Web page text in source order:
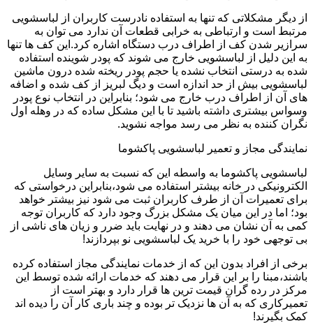
از دیگر مشکلاتی که تنها به استفاده نادرست کاربران از لباسشویی
مرتبط است و ارتباطی به خرابی قطعات آن ندارد می توان به
سرازیر شدن کف از اطراف درب دستگاه اشاره کرد.این کف ها تنها
به این دلیل از لباسشویی خارج می شوند که پودر شوینده استفاده
شده به درستی انتخاب نشده یا حجم پودر ریخته شده درون ماشین
لباسشویی بیش از حد اندازه است و دیگ لبریز از کف شده و اضافه
های آن از اطراف درب خارج می شود؛ بنابراین در انتخاب نوع پودر
وسواس بیشتری داشته باشید تا با این مشکل ساده که در وهله اول
نگران کننده به نظر می رسد مواجه نشوید.
نمایندگی مجاز و تعمیر لباسشویی پاکشوما
لباسشویی پاکشوما به واسطه این که نسبت به سایر وسایل
الکترونیکی در خانه بیشتر استفاده می شود،بنابراین درخواستی که
برای تعمیرات آن از طرف کاربران ثبت می شود نیز بیشتر خواهد
بود؛ اما در این میان یک مشکل بزرگ وجود دارد که کاربران توجه
کمی به آن نشان می دهند و در نهایت باید ضرر و زیان های ناشی از
بی توجهی خود را با خرید یک لباسشویی نو بپردازند!
برخی از افراد بدون این که از خدمات نمایندگی مجاز استفاده کرده
باشند،مبنا را بر این قرار می دهند که خدمات ارائه شده توسط این
مرکز در رده گران قیمت ترین ها قرار دارد و بهتر است از
تعمیرکاری که به آن ها نزدیک تر بوده و چند باری کار آن را دیده اند
کمک بگیرند!